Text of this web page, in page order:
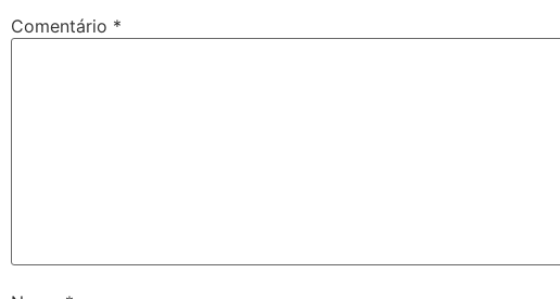
Comentário *